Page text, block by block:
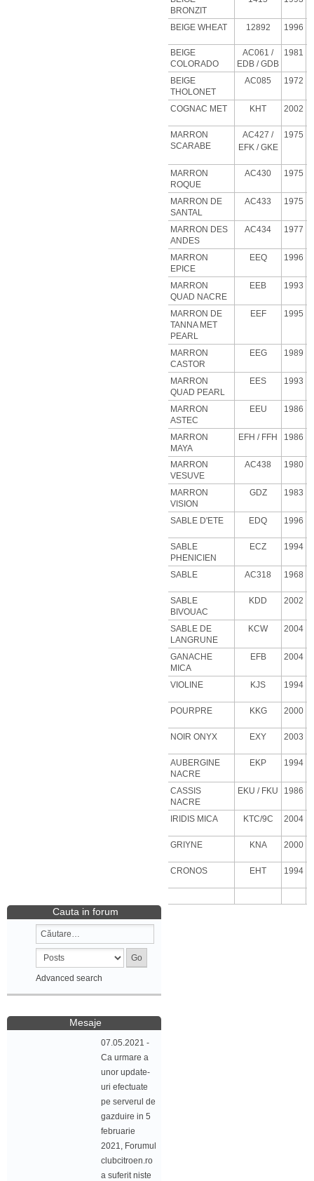
BRONZIT
BEIGE WHEAT 12892 1996
BEIGE
COLORADO
AC061 /
EDB / GDB
1981
BEIGE
THOLONET
AC085 1972
COGNAC MET KHT 2002
MARRON
SCARABE
AC427 /
EFK / GKE
1975
MARRON
ROQUE
AC430 1975
MARRON DE
SANTAL
AC433 1975
MARRON DES
ANDES
AC434 1977
MARRON
EPICE
EEQ 1996
MARRON
QUAD NACRE
EEB 1993
MARRON DE
TANNA MET
PEARL
EEF 1995
MARRON
CASTOR
EEG 1989
MARRON
QUAD PEARL
EES 1993
MARRON
ASTEC
EEU 1986
MARRON
MAYA
EFH / FFH 1986
MARRON
VESUVE
AC438 1980
MARRON
VISION
GDZ 1983
SABLE D'ETE EDQ 1996
SABLE
PHENICIEN
ECZ 1994
SABLE AC318 1968
SABLE
BIVOUAC
KDD 2002
SABLE DE
LANGRUNE
KCW 2004
GANACHE
MICA
EFB 2004
VIOLINE KJS 1994
POURPRE KKG 2000
NOIR ONYX EXY 2003
AUBERGINE
NACRE
EKP 1994
CASSIS
NACRE
EKU / FKU 1986
IRIDIS MICA KTC/9C 2004
GRIYNE KNA 2000
CRONOS EHT 1994
Cauta in forum
Advanced search
Mesaje
07.05.2021 -
Ca urmare a
unor update-
uri efectuate
pe serverul de
gazduire in 5
februarie
2021, Forumul
clubcitroen.ro
a suferit niste